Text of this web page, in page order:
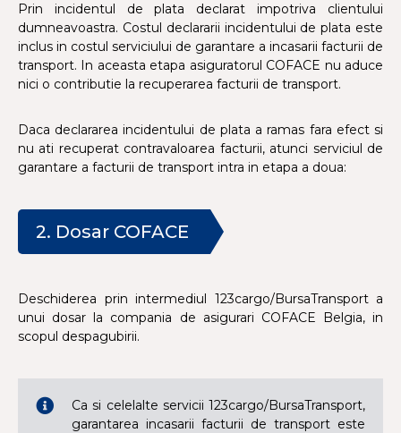
Prin incidentul de plata declarat impotriva clientului
dumneavoastra. Costul declararii incidentului de plata este
inclus in costul serviciului de garantare a incasarii facturii de
transport. In aceasta etapa asiguratorul COFACE nu aduce
nici o contributie la recuperarea facturii de transport.
Daca declararea incidentului de plata a ramas fara efect si
nu ati recuperat contravaloarea facturii, atunci serviciul de
garantare a facturii de transport intra in etapa a doua:
2. Dosar COFACE
Deschiderea prin intermediul 123cargo/BursaTransport a
unui dosar la compania de asigurari COFACE Belgia, in
scopul despagubirii.
Ca si celelalte servicii 123cargo/BursaTransport,
garantarea incasarii facturii de transport este